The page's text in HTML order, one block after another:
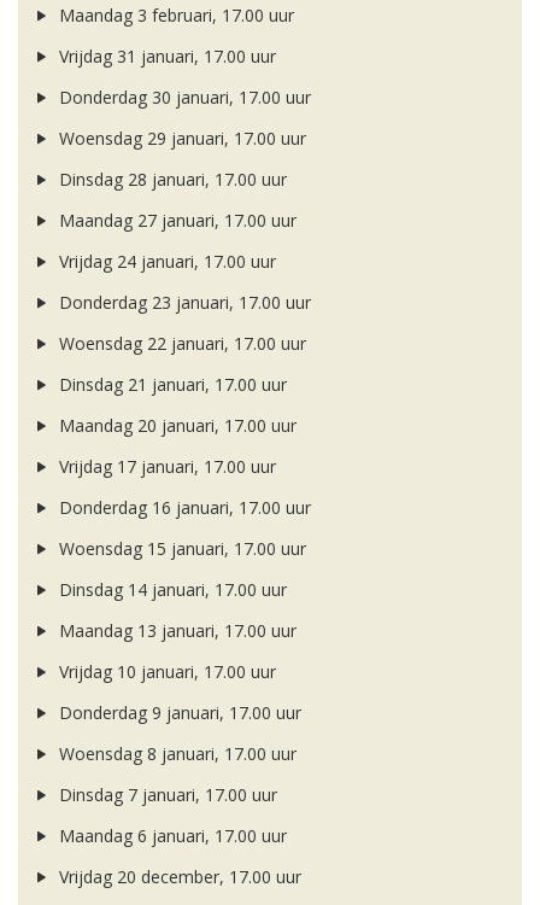
Maandag 3 februari, 17.00 uur
Vrijdag 31 januari, 17.00 uur
Donderdag 30 januari, 17.00 uur
Woensdag 29 januari, 17.00 uur
Dinsdag 28 januari, 17.00 uur
Maandag 27 januari, 17.00 uur
Vrijdag 24 januari, 17.00 uur
Donderdag 23 januari, 17.00 uur
Woensdag 22 januari, 17.00 uur
Dinsdag 21 januari, 17.00 uur
Maandag 20 januari, 17.00 uur
Vrijdag 17 januari, 17.00 uur
Donderdag 16 januari, 17.00 uur
Woensdag 15 januari, 17.00 uur
Dinsdag 14 januari, 17.00 uur
Maandag 13 januari, 17.00 uur
Vrijdag 10 januari, 17.00 uur
Donderdag 9 januari, 17.00 uur
Woensdag 8 januari, 17.00 uur
Dinsdag 7 januari, 17.00 uur
Maandag 6 januari, 17.00 uur
Vrijdag 20 december, 17.00 uur